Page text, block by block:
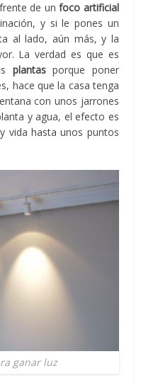
de unfoco artificial
y si le pones un
al lado, aún más, y la
La verdad es que es
plantasporque poner
hace que la casa tenga
con unos jarrones
y agua, el efecto es
vida hasta unos puntos
ganar luz